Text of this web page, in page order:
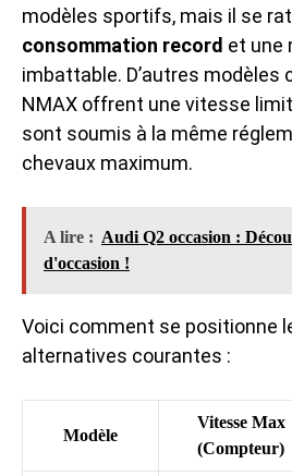
modèles sportifs, mais il se
consommation record et une
imbattable. D’autres modèles
NMAX offrent une vitesse
sont soumis à la même
chevaux maximum.
A lire : Audi Q2 occasion :
d'occasion !
Voici comment se positionne
alternatives courantes :
Modèle
Vitesse Max
(Compteur)